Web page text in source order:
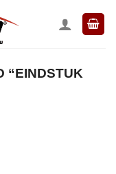
“EINDSTUK